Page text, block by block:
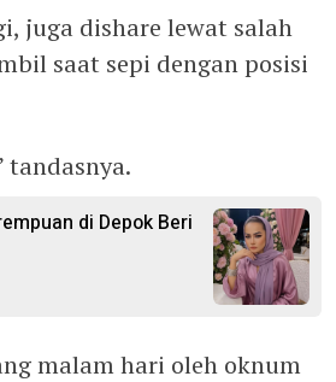
juga dishare lewat salah
saat sepi dengan posisi
tandasnya.
di Depok Beri
malam hari oleh oknum